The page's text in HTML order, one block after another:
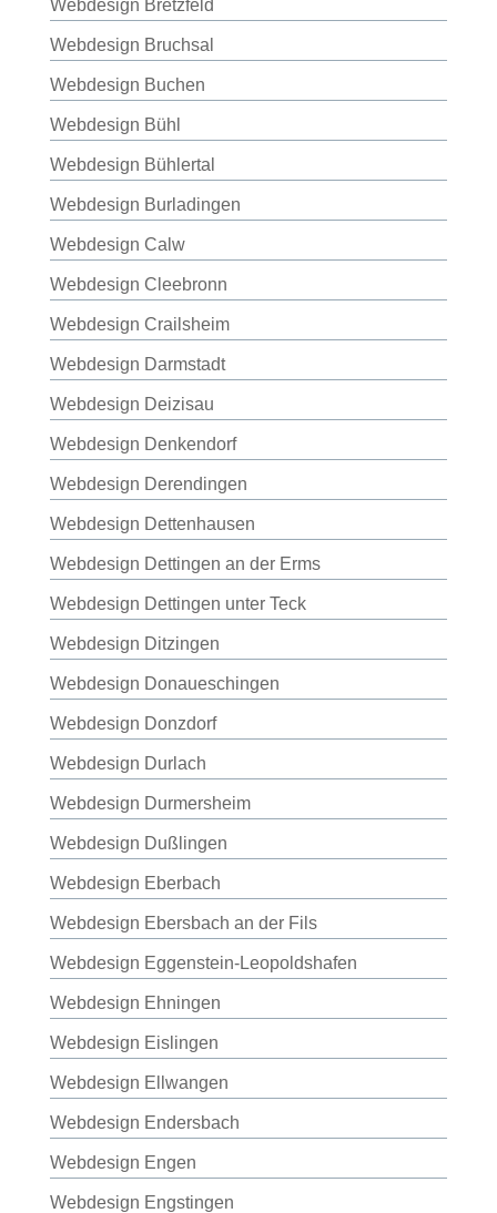
Webdesign Bretzfeld
Webdesign Bruchsal
Webdesign Buchen
Webdesign Bühl
Webdesign Bühlertal
Webdesign Burladingen
Webdesign Calw
Webdesign Cleebronn
Webdesign Crailsheim
Webdesign Darmstadt
Webdesign Deizisau
Webdesign Denkendorf
Webdesign Derendingen
Webdesign Dettenhausen
Webdesign Dettingen an der Erms
Webdesign Dettingen unter Teck
Webdesign Ditzingen
Webdesign Donaueschingen
Webdesign Donzdorf
Webdesign Durlach
Webdesign Durmersheim
Webdesign Dußlingen
Webdesign Eberbach
Webdesign Ebersbach an der Fils
Webdesign Eggenstein-Leopoldshafen
Webdesign Ehningen
Webdesign Eislingen
Webdesign Ellwangen
Webdesign Endersbach
Webdesign Engen
Webdesign Engstingen